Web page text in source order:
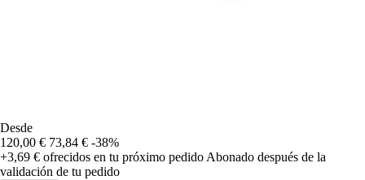
Desde
120,00 € 73,84 € -38%
+3,69 € ofrecidos en tu próximo pedido Abonado después de la
validación de tu pedido